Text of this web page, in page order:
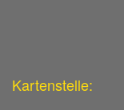
Kartenstelle: